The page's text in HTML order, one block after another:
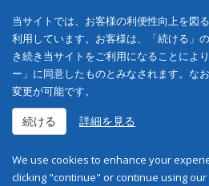
当サイトでは、お客様の利便性向上を図
利用しています。お客様は、「続ける」
き続き当サイトをご利用になることによ
ー」に同意したものとみなされます。な
変更が可能です。
続ける 詳細を見る
We use cookies to enhance your
clicking "continue" or continue using